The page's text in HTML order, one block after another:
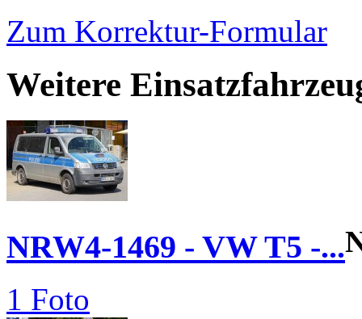
Zum Korrektur-Formular
Weitere
NRW4-1469 - VW T5 -...
1 Foto